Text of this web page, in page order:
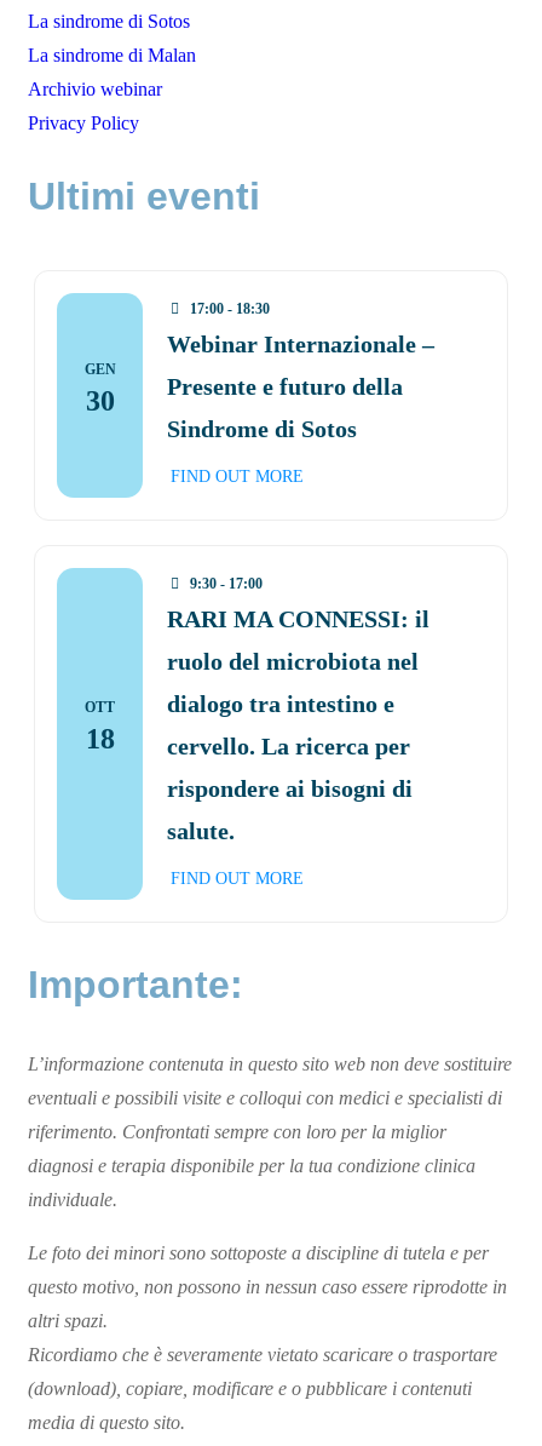
La sindrome di Sotos
La sindrome di Malan
Archivio webinar
Privacy Policy
Ultimi eventi
GEN
30
17:00 - 18:30
Webinar Internazionale –
Presente e futuro della
Sindrome di Sotos
FIND OUT MORE
OTT
18
9:30 - 17:00
RARI MA CONNESSI: il
ruolo del microbiota nel
dialogo tra intestino e
cervello. La ricerca per
rispondere ai bisogni di
salute.
FIND OUT MORE
Importante:
L’informazione contenuta in questo sito web non deve sostituire
eventuali e possibili visite e colloqui con medici e specialisti di
riferimento. Confrontati sempre con loro per la miglior
diagnosi e terapia disponibile per la tua condizione clinica
individuale.
Le foto dei minori sono sottoposte a discipline di tutela e per
questo motivo, non possono in nessun caso essere riprodotte in
altri spazi.
Ricordiamo che è severamente vietato scaricare o trasportare
(download), copiare, modificare e o pubblicare i contenuti
media di questo sito.